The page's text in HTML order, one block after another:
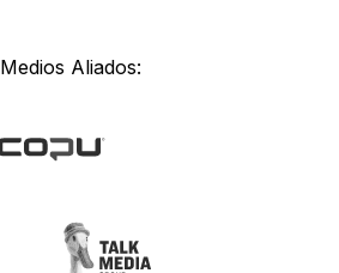
Medios Aliados: